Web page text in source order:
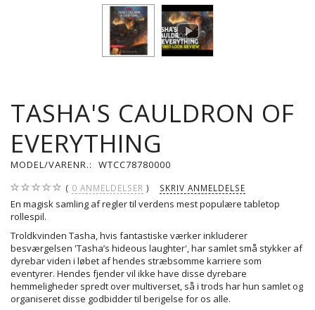
TASHA'S CAULDRON OF
EVERYTHING
MODEL/VARENR.: WTCC78780000
0 ANMELDELSER SKRIV ANMELDELSE
En magisk samling af regler til verdens mest populære tabletop
rollespil.
Troldkvinden Tasha, hvis fantastiske værker inkluderer
besværgelsen 'Tasha’s hideous laughter', har samlet små stykker af
dyrebar viden i løbet af hendes stræbsomme karriere som
eventyrer. Hendes fjender vil ikke have disse dyrebare
hemmeligheder spredt over multiverset, så i trods har hun samlet og
organiseretdisse godbidder til berigelse for os alle.